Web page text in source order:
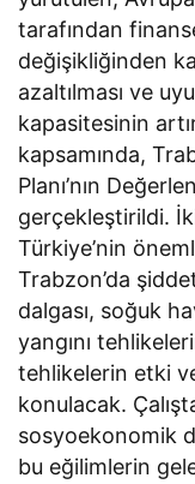
tarafından
değişikliğinden
azaltılması ve
kapasitesinin
kapsamında,
Planı’nın
gerçekleştirildi.
Türkiye’nin
Trabzon’da
dalgası, soğuk
yangını
tehlikelerin etki
konulacak.
sosyoekonomik
bu eğilimlerin